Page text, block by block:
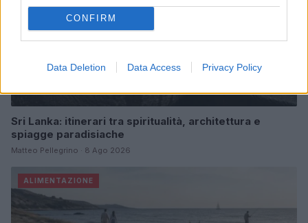
CONFIRM
Data Deletion Data Access Privacy Policy
Sri Lanka: itinerari tra spiritualità, architettura e
spiagge paradisiache
Matteo Pellegrino · 8 Ago 2026
ALIMENTAZIONE